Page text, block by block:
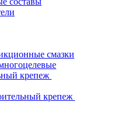
смазки
крепеж
крепеж